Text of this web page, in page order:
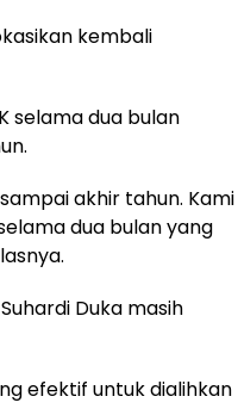
kembali
selama dua bulan
akhir tahun. Kami
dua bulan yang
Duka masih
efektif untuk dialihkan